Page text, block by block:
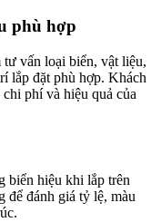
phù hợp
vấn loại biển, vật liệu,
lắp đặt phù hợp. Khách
phí và hiệu quả của
biển hiệu khi lắp trên
để đánh giá tỷ lệ, màu